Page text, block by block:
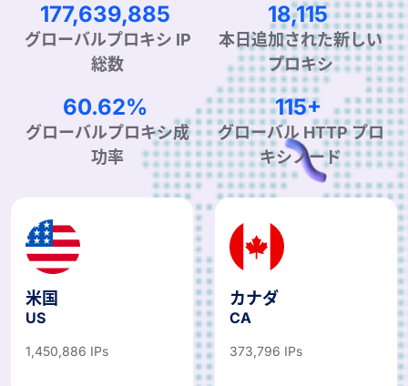
282,563,630
グローバルプロキシ IP
総数
29,032
本日追加された新しい
プロキシ
97.15%
グローバルプロキシ成
功率
183+
グローバル HTTP プロ
キシノード
米国
US
1,450,886 IPs
カナダ
CA
373,796 IPs